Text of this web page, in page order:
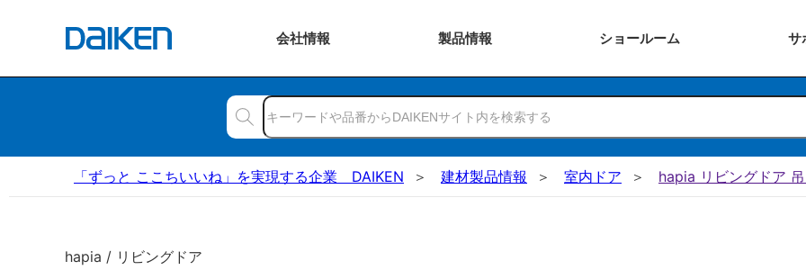
会社情報 製品情報 ショールーム サ
「ずっと ここちいいね」を実現する企業 DAIKEN 建材製品情報 室内ドア hapia リビングドア
hapia / リビングドア